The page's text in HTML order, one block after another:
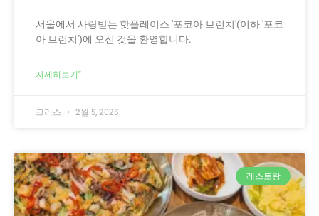
서울에서 사랑받는 핫플레이스 '포코아 브런치'(이하 '포코
아 브런치')에 오신 것을 환영합니다.
자세히보기"
크리스 2월 5, 2025
레스토랑